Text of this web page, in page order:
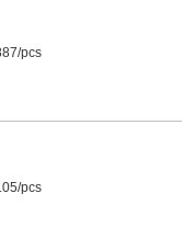
pcs
pcs